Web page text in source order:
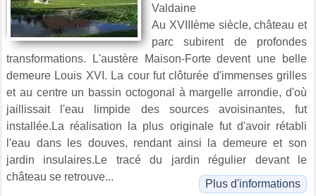
Valdaine
Au XVIIIème siècle, château et
parc subirent de profondes
transformations. L'austère Maison-Forte devent une belle
demeure Louis XVI. La cour fut clôturée d'immenses grilles
et au centre un bassin octogonal à margelle arrondie, d'où
jaillissait l'eau limpide des sources avoisinantes, fut
installée.La réalisation la plus originale fut d'avoir rétabli
l'eau dans les douves, rendant ainsi la demeure et son
jardin insulaires.Le tracé du jardin régulier devant le
château se retrouve...
Plus d'informations